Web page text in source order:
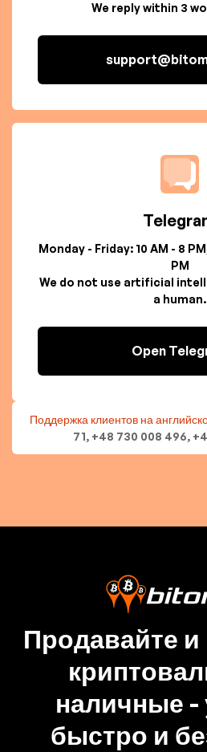
We reply within 3
Monday - Friday: 10 AM - 8
PM
We do not use artificial
a human.
Open
Поддержка клиентов на
71, +48 730 008 496,
Продавайте и
наличные -
быстро и